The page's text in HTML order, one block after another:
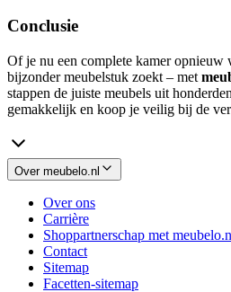
Conclusie
Of je nu een complete kamer opnieuw
bijzonder meubelstuk zoekt – met
stappen de juiste meubels uit
gemakkelijk en koop je veilig bij de
Over meubelo.nl
Over ons
Carrière
Shoppartnerschap met
Contact
Sitemap
Facetten-sitemap